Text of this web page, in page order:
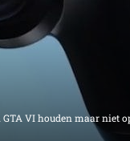
VI houden maar niet